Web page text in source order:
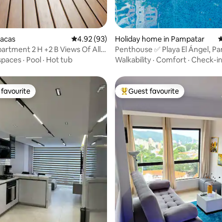
4.92 out of 5 average rating, 93 reviews
4.92 (93)
2 H +2 B Views Of All
· Pool · Hot tub
Holiday home in Pampatar
Penthouse ✅ Playa El Ángel,
Fiber Optic Internet.
Walkability · Comfort · Check-in
12 reviews
favourite Top guest favourite
Guest favourite